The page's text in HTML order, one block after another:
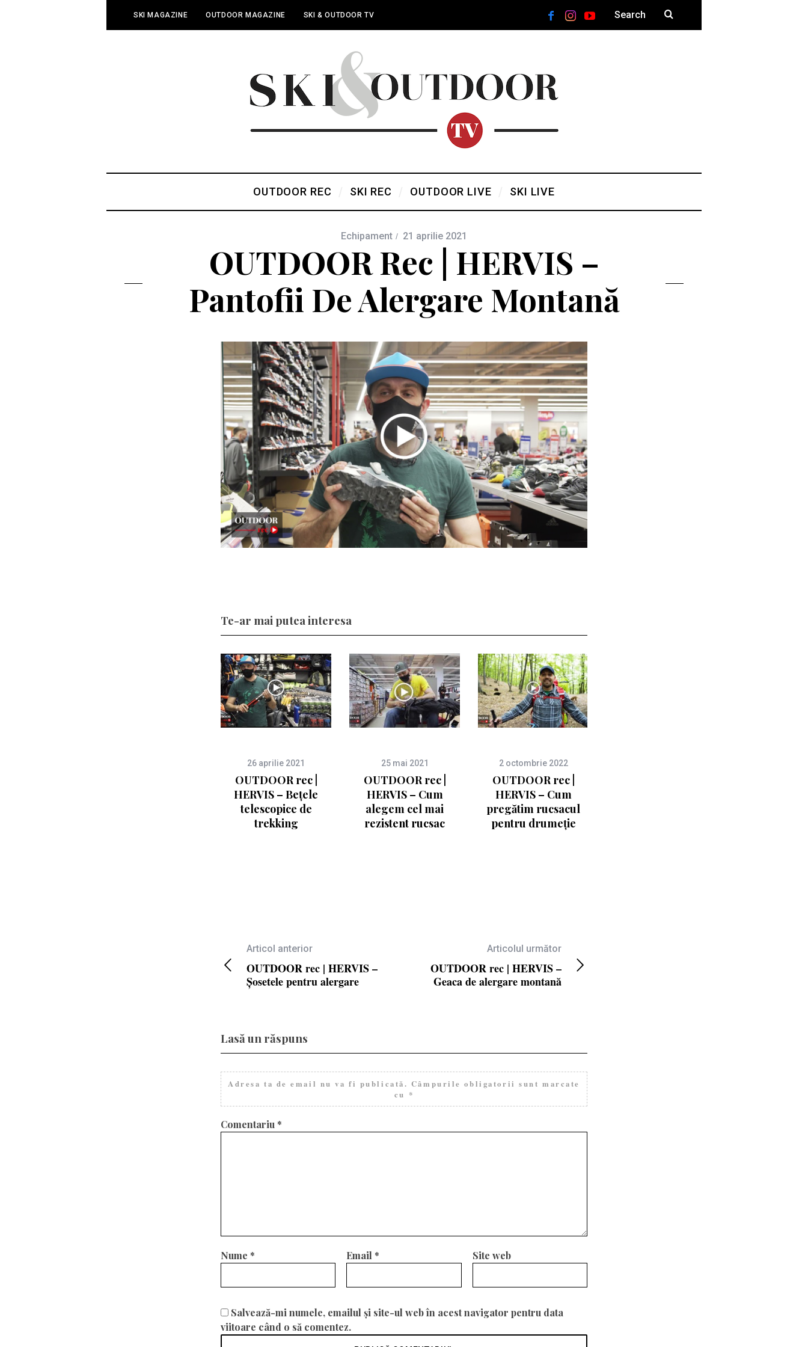
SKI MAGAZINE OUTDOOR MAGAZINE SKI & OUTDOOR TV
OUTDOOR REC SKI REC OUTDOOR LIVE SKI LIVE
Echipament 21 aprilie 2021
OUTDOOR Rec | HERVIS –
Pantofii De Alergare Montană
Te-ar mai putea interesa
26 aprilie 2021
OUTDOOR rec |
HERVIS – Bețele
telescopice de
trekking
25 mai 2021
OUTDOOR rec |
HERVIS – Cum
alegem cel mai
rezistent rucsac
2 octombrie 2022
OUTDOOR rec |
HERVIS – Cum
pregătim rucsacul
pentru drumeție
Articol anterior
OUTDOOR rec | HERVIS –
Șosetele pentru alergare
Articolul următor
OUTDOOR rec | HERVIS –
Geaca de alergare montană
Lasă un răspuns
Adresa ta de email nu va fi publicată. Câmpurile obligatorii sunt marcate
cu *
Comentariu *
Nume * Email * Site web
Salvează-mi numele, emailul și site-ul web în acest navigator pentru data
viitoare când o să comentez.